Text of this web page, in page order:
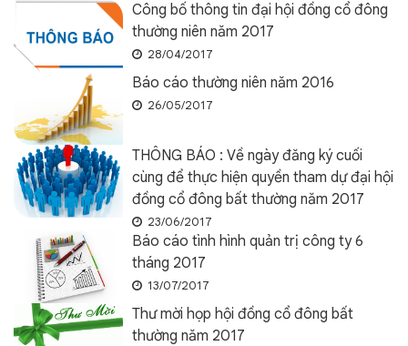
Công bố thông tin đại hội đồng cổ đông
thường niên năm 2017
28/04/2017
Báo cáo thường niên năm 2016
26/05/2017
THÔNG BÁO : Về ngày đăng ký cuối
cùng để thực hiện quyền tham dự đại hội
đồng cổ đông bất thường năm 2017
23/06/2017
Báo cáo tình hình quản trị công ty 6
tháng 2017
13/07/2017
Thư mời họp hội đồng cổ đông bất
thường năm 2017